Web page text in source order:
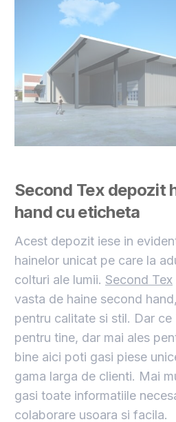
Second Tex depozit
hand cu eticheta
Acest depozit iese in
hainelor unicat pe care la
colturi ale lumii. Second Tex
vasta de haine second
pentru calitate si stil. Dar ce
pentru tine, dar mai ales
bine aici poti gasi piese
gama larga de clienti. Mai
gasi toate informatiile
colaborare usoara si facila.